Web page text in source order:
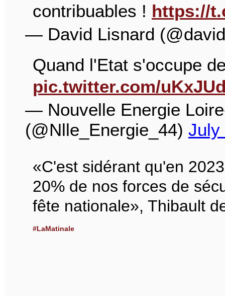
contribuables ! https://
— David Lisnard
Quand l'Etat s'occupe
pic.twitter.com/
— Nouvelle Energie
(@Nlle_Energie_44) July
«C'est sidérant qu'en
20% de nos forces de
fête nationale», Thibault
#LaMatinale